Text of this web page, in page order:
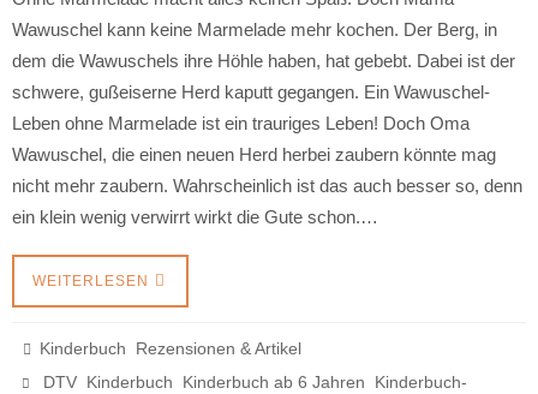
Wawuschel kann keine Marmelade mehr kochen. Der Berg, in
dem die Wawuschels ihre Höhle haben, hat gebebt. Dabei ist der
schwere, gußeiserne Herd kaputt gegangen. Ein Wawuschel-
Leben ohne Marmelade ist ein trauriges Leben! Doch Oma
Wawuschel, die einen neuen Herd herbei zaubern könnte mag
nicht mehr zaubern. Wahrscheinlich ist das auch besser so, denn
ein klein wenig verwirrt wirkt die Gute schon.…
WEITERLESEN
Kinderbuch
Rezensionen & Artikel
DTV Kinderbuch Kinderbuch ab 6 Jahren
Kinderbuch-